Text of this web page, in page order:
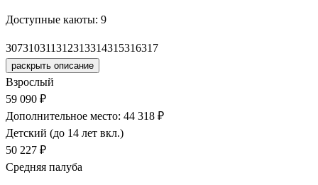
Доступные каюты: 9
307310311312313314315316317
раскрыть описание
Взрослый
59 090 ₽
Дополнительное место: 44 318 ₽
Детский (до 14 лет вкл.)
50 227 ₽
Средняя палуба